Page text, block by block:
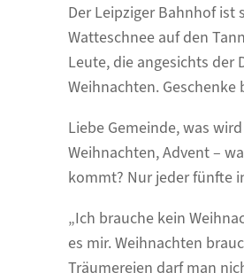
Der Leipziger Bahnhof ist
Watteschnee auf den
Leute, die angesichts
Weihnachten. Geschenke
Liebe Gemeinde, was
Weihnachten, Advent –
kommt? Nur jeder fünfte
„Ich brauche kein
es mir. Weihnachten
Träumereien darf man